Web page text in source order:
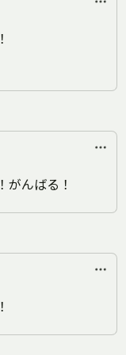
がんばる！